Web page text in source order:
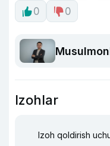
0
0
Izohlar
Izoh qoldirish